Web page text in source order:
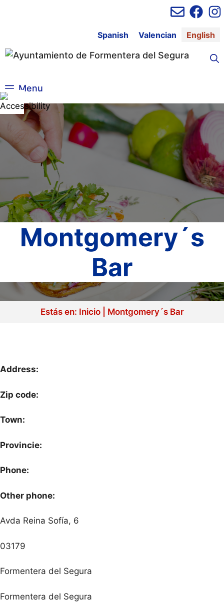
Spanish Valencian English
Menu
Montgomery´s
Bar
Estás en: Inicio| Montgomery´s Bar
Address:
Zip code:
Town:
Provincie:
Phone:
Other phone:
Avda Reina Sofía, 6
03179
Formentera del Segura
Formentera del Segura